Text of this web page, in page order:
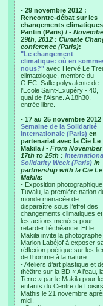
- 29 novembre 2012 :
Rencontre-débat sur les
changements
Pantin (Paris) / -
29th, 2012 : Climate
conference (Paris):
"Le changement
climatique: où en
nous?" avec Hervé Le
climatologue, membre du
GIEC. Salle polyvalente de
l’Ecole Saint-Exupéry - 40,
quai de l’Aisne. A 18h30,
entrée libre.
- 17 au 25 novembre 2012
Semaine de la Solidarité
Internationale (Paris) en
partenariat avec la Cie Le
Makila / - From November
17th to 25th :
Solidarity Week (Paris) in
partnership with la Cie Le
Makila:
- Exposition photographique
Tuvalu, la première nation
monde menacée de
disparaître sous l’effet des
changements climatiques et
les actions menées pour
retarder l’échéance. Et le
Makila invite la photographe
Marion Labéjof à exposer
réflexion poétique sur les
de l’homme à la nature.
- Ateliers d’art plastique et
théâtre sur la BD « A l’eau,
Terre » par le Makila pour
enfants du Centre de Loisirs
Mathis le 21 novembre
midi.